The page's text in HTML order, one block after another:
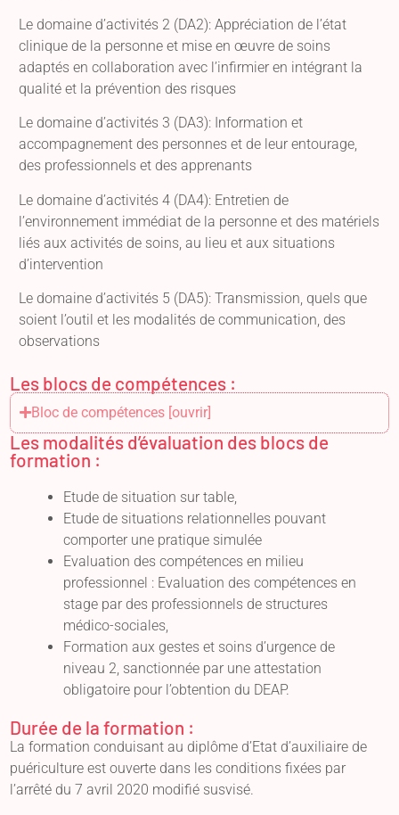
Le domaine d’activités 2 (DA2): Appréciation de l’état
clinique de la personne et mise en œuvre de soins
adaptés en collaboration avec l’infirmier en intégrant la
qualité et la prévention des risques
Le domaine d’activités 3 (DA3): Information et
accompagnement des personnes et de leur entourage,
des professionnels et des apprenants
Le domaine d’activités 4 (DA4): Entretien de
l’environnement immédiat de la personne et des matériels
liés aux activités de soins, au lieu et aux situations
d’intervention
Le domaine d’activités 5 (DA5): Transmission, quels que
soient l’outil et les modalités de communication, des
observations
Les blocs de compétences :
Bloc de compétences [ouvrir]
Les modalités d’évaluation des blocs de
formation :
Etude de situation sur table,
Etude de situations relationnelles pouvant
comporter une pratique simulée
Evaluation des compétences en milieu
professionnel : Evaluation des compétences en
stage par des professionnels de structures
médico-sociales,
Formation aux gestes et soins d’urgence de
niveau 2, sanctionnée par une attestation
obligatoire pour l’obtention du DEAP.
Durée de la formation :
La formation conduisant au diplôme d’Etat d’auxiliaire de
puériculture est ouverte dans les conditions fixées par
l’arrêté du 7 avril 2020 modifié susvisé.